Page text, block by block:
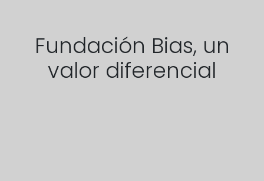
Fundación Bias, un
valor diferencial